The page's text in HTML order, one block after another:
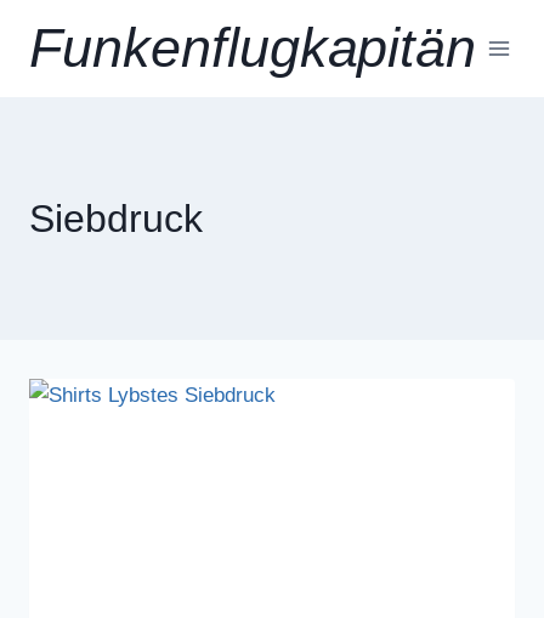
InhaltFunkenflugkapitän
Siebdruck